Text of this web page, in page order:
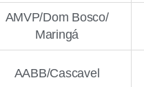
AMVP/Dom Bosco/
Maringá
AABB/Cascavel